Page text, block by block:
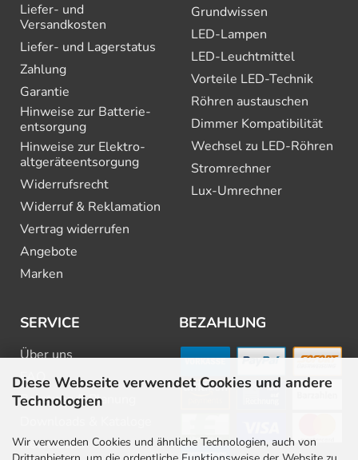
Diese Webseite verwendet Cookies und andere
Technologien
Wir verwenden Cookies und ähnliche Technologien, auch von
Liefer- und
Versandkosten
Liefer- und Lagerstatus
Zahlung
Garantie
Hinweise zur Batterie­
entsorgung
Hinweise zur Elektro­
altgeräte­entsorgung
Widerrufsrecht
Widerruf & Reklamation
Vertrag widerrufen
Angebote
Marken
Grundwissen
LED-Lampen
LED-Leuchtmittel
Vorteile LED-Technik
Röhren austauschen
Dimmer Kompatibilität
Wechsel zu LED-Röhren
Stromrechner
Lux-Umrechner
SERVICE
Über uns
FAQ
Beratung & Planung
Newsletter
BEZAHLUNG